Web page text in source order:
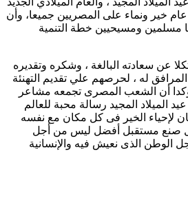
عام خير ونماء على المصريين جميعا، وأن
ومسيحيين خطة التنمية
عن سعادته البالغة ، وشكره وتقديره
له ، لحرصهم علي تقديم التهنئة
أن الشعب المصرى تجمعه مشاعر
الميلاد المجيد رسالة محبة للعالم
لإحياء الخير فى كل مكان مع نفسه
صنع مستقبل أفضل ليس من أجل
الوطن الذى نعيش فيه والإنسانية